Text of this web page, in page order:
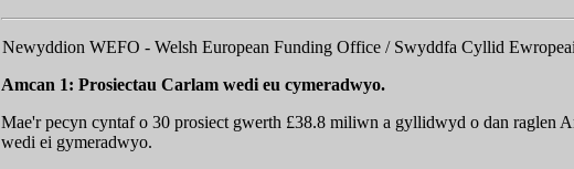
Newyddion WEFO - Welsh European Funding Office / Swyddfa Cyllid
Amcan 1: Prosiectau Carlam wedi eu cymeradwyo.
Mae'r pecyn cyntaf o 30 prosiect gwerth £38.8 miliwn a gyllidwyd o dan raglen
wedi ei gymeradwyo.